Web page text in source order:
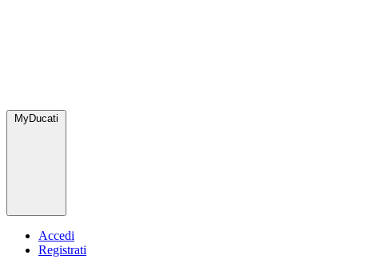
MyDucati
Accedi
Registrati